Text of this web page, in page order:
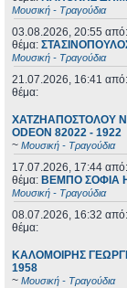
Μουσική - Τραγούδια
03.08.2026, 20:55 από:
θέμα:
Μουσική - Τραγούδια
21.07.2026, 16:41 από:
θέμα:
ΧΑΤΖΗΑΠΟΣΤΟΛΟΥ
ODEON 82022 - 1922
~ Μουσική - Τραγούδια
17.07.2026, 17:44 από:
θέμα: ΒΕΜΠΟ ΣΟΦΙΑ
Μουσική - Τραγούδια
08.07.2026, 16:32 από:
θέμα:
ΚΑΛΟΜΟΙΡΗΣ
1958
~ Μουσική - Τραγούδια